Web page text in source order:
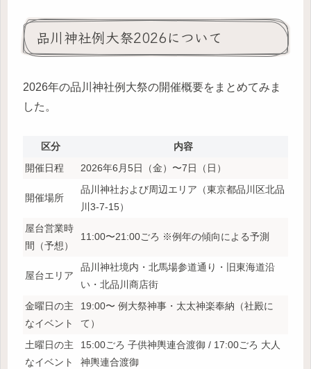
品川神社例大祭2026について
2026年の品川神社例大祭の開催概要をまとめてみま
した。
区分
内容
開催日程
2026年6月5日（金）〜7日（日）
開催場所
品川神社および周辺エリア（東京都品川区北品
川3-7-15）
屋台営業時
間（予想）
11:00〜21:00ごろ ※例年の傾向による予測
屋台エリア
品川神社境内・北馬場参道通り・旧東海道沿
い・北品川商店街
金曜日の主
なイベント
19:00〜 例大祭神事・太太神楽奉納（社殿に
て）
土曜日の主
なイベント
15:00ごろ 子供神輿連合渡御 / 17:00ごろ 大人
神輿連合渡御